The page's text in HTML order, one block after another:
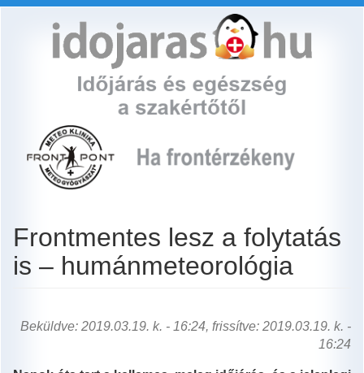
Frontmentes lesz a folytatás
is – humánmeteorológia
Beküldve: 2019.03.19. k. - 16:24, frissítve: 2019.03.19. k. -
16:24